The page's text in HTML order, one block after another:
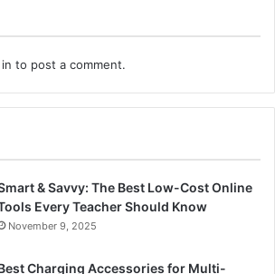
to post a comment.
& Savvy: The Best Low-Cost Online
Every Teacher Should Know
November 9, 2025
Charging Accessories for Multi-